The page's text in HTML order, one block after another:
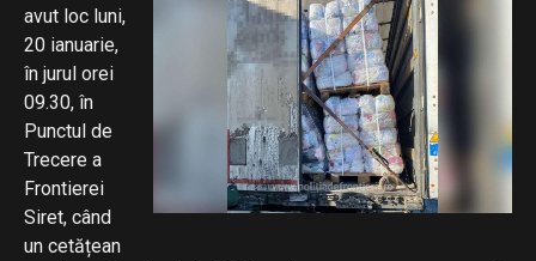
avut loc luni,
20 ianuarie,
în jurul orei
09.30, în
Punctul de
Trecere a
Frontierei
Siret, când
un cetățean